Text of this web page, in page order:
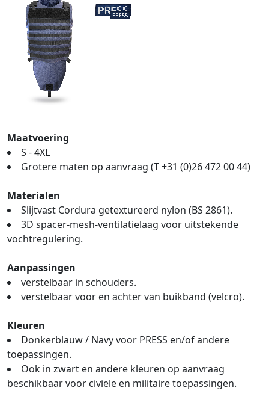
Maatvoering
S - 4XL
Grotere maten op aanvraag (T +31 (0)26 472 00 44)
Materialen
Slijtvast Cordura getextureerd nylon (BS 2861).
3D spacer-mesh-ventilatielaag voor uitstekende
vochtregulering.
Aanpassingen
verstelbaar in schouders.
verstelbaar voor en achter van buikband (velcro).
Kleuren
Donkerblauw / Navy voor PRESS en/of andere
toepassingen.
Ook in zwart en andere kleuren op aanvraag
beschikbaar voor civiele en militaire toepassingen.